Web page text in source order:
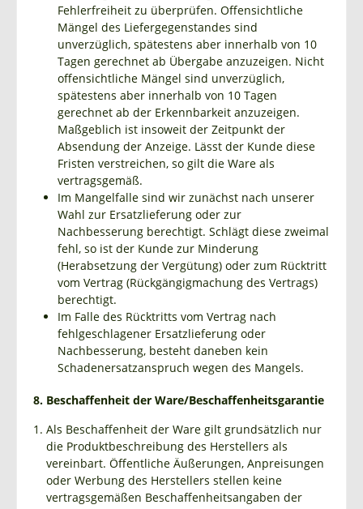
Fehlerfreiheit zu überprüfen. Offensichtliche
Mängel des Liefergegenstandes sind
unverzüglich, spätestens aber innerhalb von 10
Tagen gerechnet ab Übergabe anzuzeigen. Nicht
offensichtliche Mängel sind unverzüglich,
spätestens aber innerhalb von 10 Tagen
gerechnet ab der Erkennbarkeit anzuzeigen.
Maßgeblich ist insoweit der Zeitpunkt der
Absendung der Anzeige. Lässt der Kunde diese
Fristen verstreichen, so gilt die Ware als
vertragsgemäß.
Im Mangelfalle sind wir zunächst nach unserer
Wahl zur Ersatzlieferung oder zur
Nachbesserung berechtigt. Schlägt diese zweimal
fehl, so ist der Kunde zur Minderung
(Herabsetzung der Vergütung) oder zum Rücktritt
vom Vertrag (Rückgängigmachung des Vertrags)
berechtigt.
Im Falle des Rücktritts vom Vertrag nach
fehlgeschlagener Ersatzlieferung oder
Nachbesserung, besteht daneben kein
Schadenersatzanspruch wegen des Mangels.
8. Beschaffenheit der Ware/Beschaffenheitsgarantie
Als Beschaffenheit der Ware gilt grundsätzlich nur
die Produktbeschreibung des Herstellers als
vereinbart. Öffentliche Äußerungen, Anpreisungen
oder Werbung des Herstellers stellen keine
vertragsgemäßen Beschaffenheitsangaben der